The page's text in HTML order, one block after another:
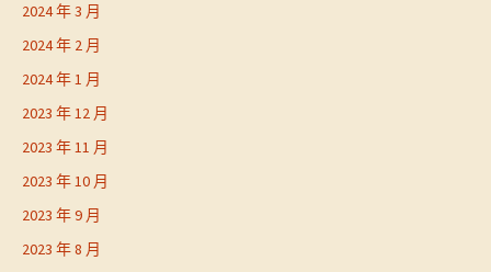
2024 年 3 月
2024 年 2 月
2024 年 1 月
2023 年 12 月
2023 年 11 月
2023 年 10 月
2023 年 9 月
2023 年 8 月